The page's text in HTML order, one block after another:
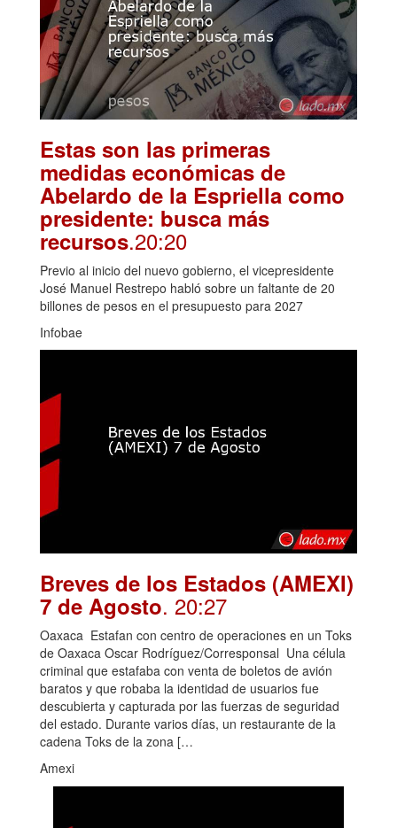
Estas son las primeras
medidas económicas de
Abelardo de la Espriella como
presidente: busca más
recursos.20:20
Previo al inicio del nuevo gobierno, el vicepresidente
José Manuel Restrepo habló sobre un faltante de 20
billones de pesos en el presupuesto para 2027
Infobae
Breves de los Estados (AMEXI)
7 de Agosto. 20:27
Oaxaca Estafan con centro de operaciones en un Toks
de Oaxaca Oscar Rodríguez/Corresponsal Una célula
criminal que estafaba con venta de boletos de avión
baratos y que robaba la identidad de usuarios fue
descubierta y capturada por las fuerzas de seguridad
del estado. Durante varios días, un restaurante de la
cadena Toks de la zona […
Amexi